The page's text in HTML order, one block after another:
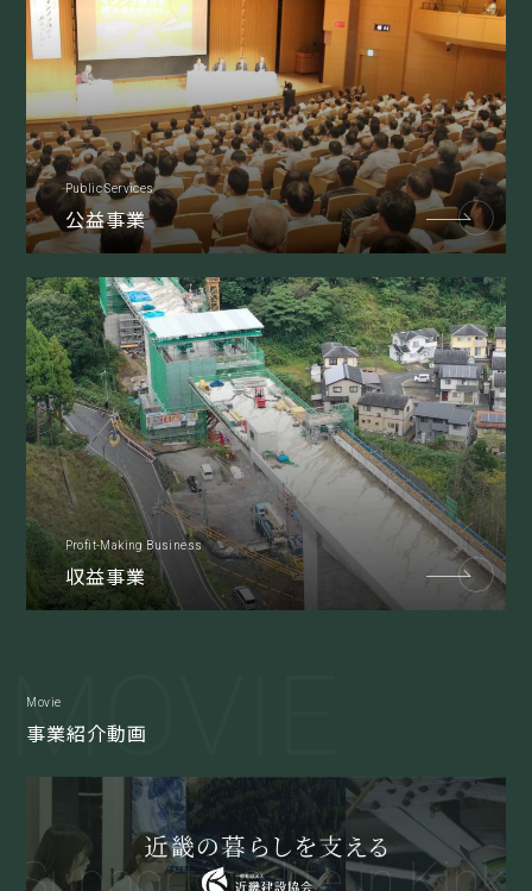
Public Services
公益事業
公益目的支出計画に基づき、
社会に広く役立つ支援事業を実施しています。
Profit-Making Business
収益事業
Movie
事業紹介動画
MOVIE